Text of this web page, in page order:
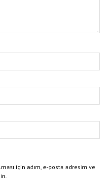
için adım, e-posta adresim ve